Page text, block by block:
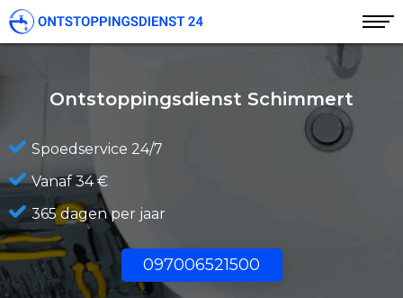
Ontstoppingsdienst Schimmert
Spoedservice 24/7
Vanaf 34 €
365 dagen per jaar
097006521500